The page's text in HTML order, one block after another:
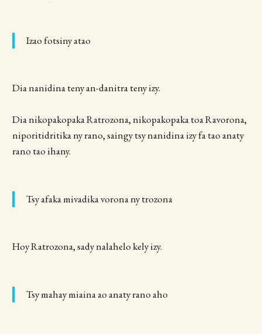
Izao fotsiny atao
Dia nanidina teny an-danitra teny izy.
Dia nikopakopaka Ratrozona, nikopakopaka toa Ravorona,
niporitidritika ny rano, saingy tsy nanidina izy fa tao anaty
rano tao ihany.
Tsy afaka mivadika vorona ny trozona
Hoy Ratrozona, sady nalahelo kely izy.
Tsy mahay miaina ao anaty rano aho